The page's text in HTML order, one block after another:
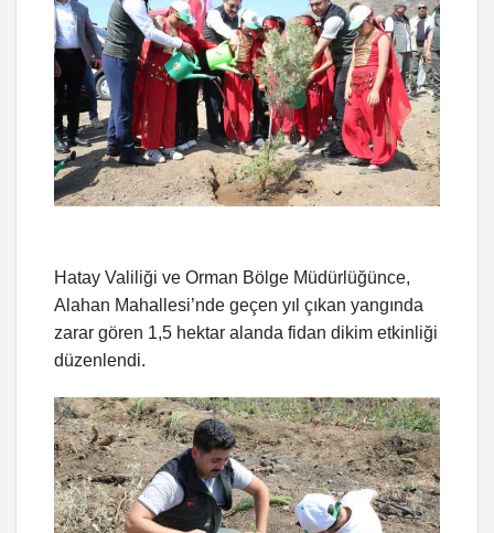
Hatay Valiliği ve Orman Bölge Müdürlüğünce,
Alahan Mahallesi’nde geçen yıl çıkan yangında
zarar gören 1,5 hektar alanda fidan dikim etkinliği
düzenlendi.